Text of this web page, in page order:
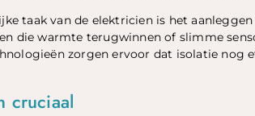
taak van de elektricien is het
die warmte terugwinnen of slimme
zorgen ervoor dat isolatie nog
cruciaal